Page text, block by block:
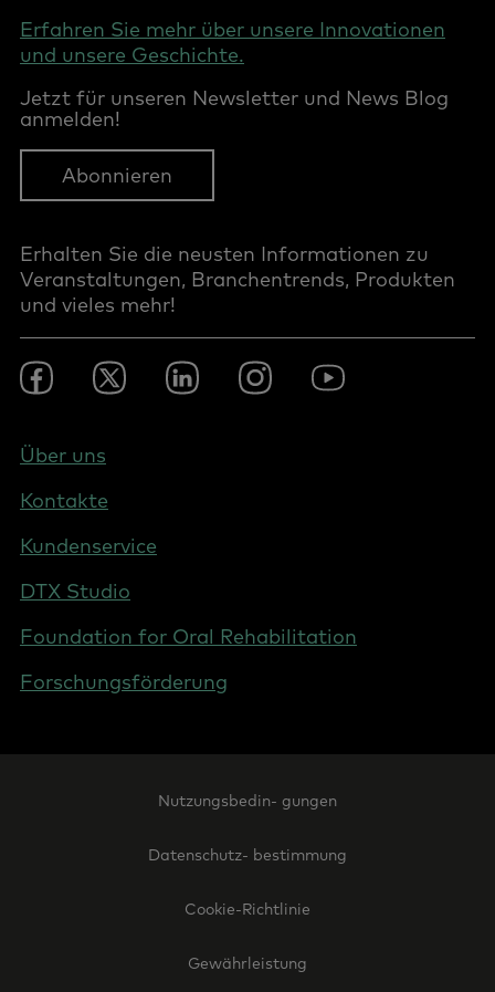
Erfahren Sie mehr über unsere Innovationen
und unsere Geschichte.
Jetzt für unseren Newsletter und News Blog
anmelden!
Abonnieren
Erhalten Sie die neusten Informationen zu
Veranstaltungen, Branchentrends, Produkten
und vieles mehr!
Footer
Social
DACH
FacebookTwitter LinkedInInstagramYouTube
Footer
Austria
Über uns
Kontakte
Kundenservice
DTX Studio
Foundation for Oral Rehabilitation
Forschungsförderung
Nutzungsbedin- gungen
Datenschutz- bestimmung
Cookie-Richtlinie
Gewährleistung